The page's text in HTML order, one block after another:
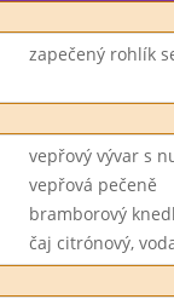
zapečený rohlík
vepřový vývar s
vepřová pečeně
bramborový
čaj citrónový,